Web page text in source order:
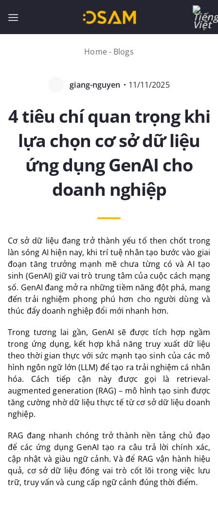
qua
Home- Blogs
giang-nguyen ・ 11/11/2025
4 tiêu chí quan trọng khi
lựa chọn cơ sở dữ liệu
ứng dụng GenAI cho
doanh nghiệp
Cơ sở dữ liệu đang trở thành yếu tố then chốt trong
làn sóng AI hiện nay, khi trí tuệ nhân tạo bước vào giai
đoạn tăng trưởng mạnh mẽ chưa từng có và AI tạo
sinh (GenAI) giữ vai trò trung tâm của cuộc cách mạng
số. GenAI đang mở ra những tiềm năng đột phá, mang
đến trải nghiệm phong phú hơn cho người dùng và
thúc đẩy doanh nghiệp đổi mới nhanh hơn.
Trong tương lai gần, GenAI sẽ được tích hợp ngầm
trong ứng dụng, kết hợp khả năng truy xuất dữ liệu
theo thời gian thực với sức mạnh tạo sinh của các mô
hình ngôn ngữ lớn (LLM) để tạo ra trải nghiệm cá nhân
hóa. Cách tiếp cận này được gọi là retrieval-
augmented generation (RAG) – mô hình tạo sinh được
tăng cường nhờ dữ liệu thực tế từ cơ sở dữ liệu doanh
nghiệp.
RAG đang nhanh chóng trở thành nền tảng chủ đạo
để các ứng dụng GenAI tạo ra câu trả lời chính xác,
cập nhật và giàu ngữ cảnh. Và để RAG vận hành hiệu
quả, cơ sở dữ liệu đóng vai trò cốt lõi trong việc lưu
trữ, truy vấn và cung cấp ngữ cảnh đúng thời điểm.